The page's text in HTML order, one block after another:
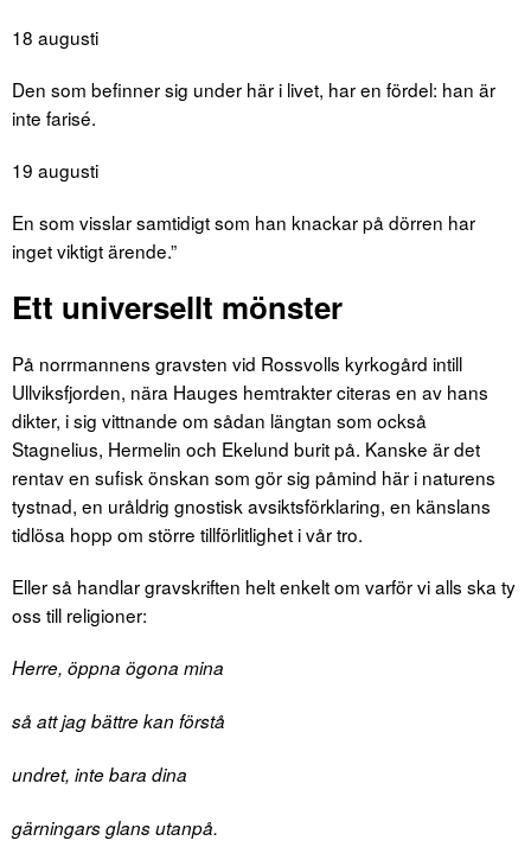
18 augusti
Den som befinner sig under här i livet, har en fördel: han är
inte farisé.
19 augusti
En som visslar samtidigt som han knackar på dörren har
inget viktigt ärende.”
Ett universellt mönster
På norrmannens gravsten vid Rossvolls kyrkogård intill
Ullviksfjorden, nära Hauges hemtrakter citeras en av hans
dikter, i sig vittnande om sådan längtan som också
Stagnelius, Hermelin och Ekelund burit på. Kanske är det
rentav en sufisk önskan som gör sig påmind här i naturens
tystnad, en uråldrig gnostisk avsiktsförklaring, en känslans
tidlösa hopp om större tillförlitlighet i vår tro.
Eller så handlar gravskriften helt enkelt om varför vi alls ska ty
oss till religioner:
Herre, öppna ögona mina
så att jag bättre kan förstå
undret, inte bara dina
gärningarsglans utanpå.